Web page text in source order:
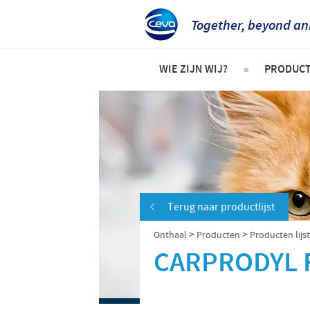
Together, beyond
WIE ZIJN WIJ?
Bedrijfsoverzicht
Ceva in Belgë
Ceva in de wereld
Onze geschiedenis
Onze missie
Onze kernwaarden
Onderzoek en ontwikkeling
Terug naar productlijst
Onthaal > Producten > Producten lijst
CARPRODYL